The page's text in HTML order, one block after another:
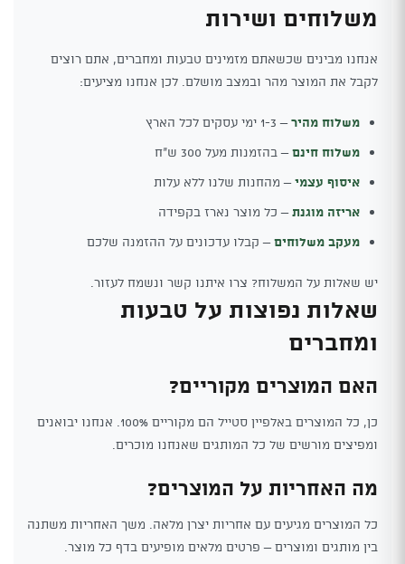
משלוחים ושירות
אנחנו מבינים שכשאתם מזמינים טבעות ומחברים, אתם רוצים
לקבל את המוצר מהר ובמצב מושלם. לכן אנחנו מציעים:
משלוח מהיר– 1-3 ימי עסקים לכל הארץ
משלוח חינם– בהזמנות מעל 300 ש"ח
איסוף עצמי– מהחנות שלנו ללא עלות
אריזה מוגנת– כל מוצר נארז בקפידה
מעקב משלוחים– קבלו עדכונים על ההזמנה שלכם
יש שאלות על המשלוח? צרו איתנו קשר ונשמח לעזור.
שאלות נפוצות על טבעות
ומחברים
האם המוצרים מקוריים?
כן, כל המוצרים באלפיין סטייל הם מקוריים 100%. אנחנו יבואנים
ומפיצים מורשים של כל המותגים שאנחנו מוכרים.
מה האחריות על המוצרים?
כל המוצרים מגיעים עם אחריות יצרן מלאה. משך האחריות משתנה
בין מותגים ומוצרים – פרטים מלאים מופיעים בדף כל מוצר.